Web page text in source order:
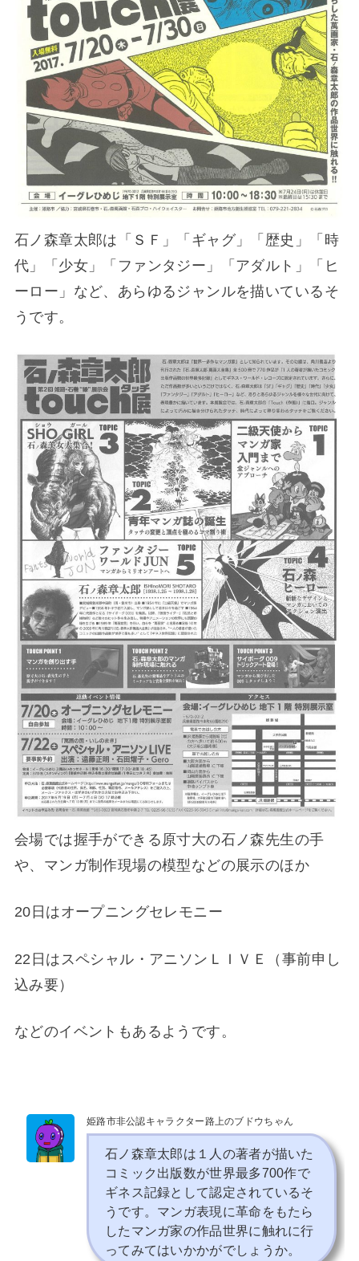
石ノ森章太郎は「ＳＦ」「ギャグ」「歴史」「時
代」「少女」「ファンタジー」「アダルト」「ヒ
ーロー」など、あらゆるジャンルを描いているそ
うです。
会場では握手ができる原寸大の石ノ森先生の手
や、マンガ制作現場の模型などの展示のほか
20日はオープニングセレモニー
22日はスペシャル・アニソンＬＩＶＥ（事前申し
込み要）
などのイベントもあるようです。
姫路市非公認キャラクター路上のブドウちゃん
石ノ森章太郎は１人の著者が描いた
コミック出版数が世界最多700作で
ギネス記録として認定されているそ
うです。マンガ表現に革命をもたら
したマンガ家の作品世界に触れに行
ってみてはいかかがでしょうか。